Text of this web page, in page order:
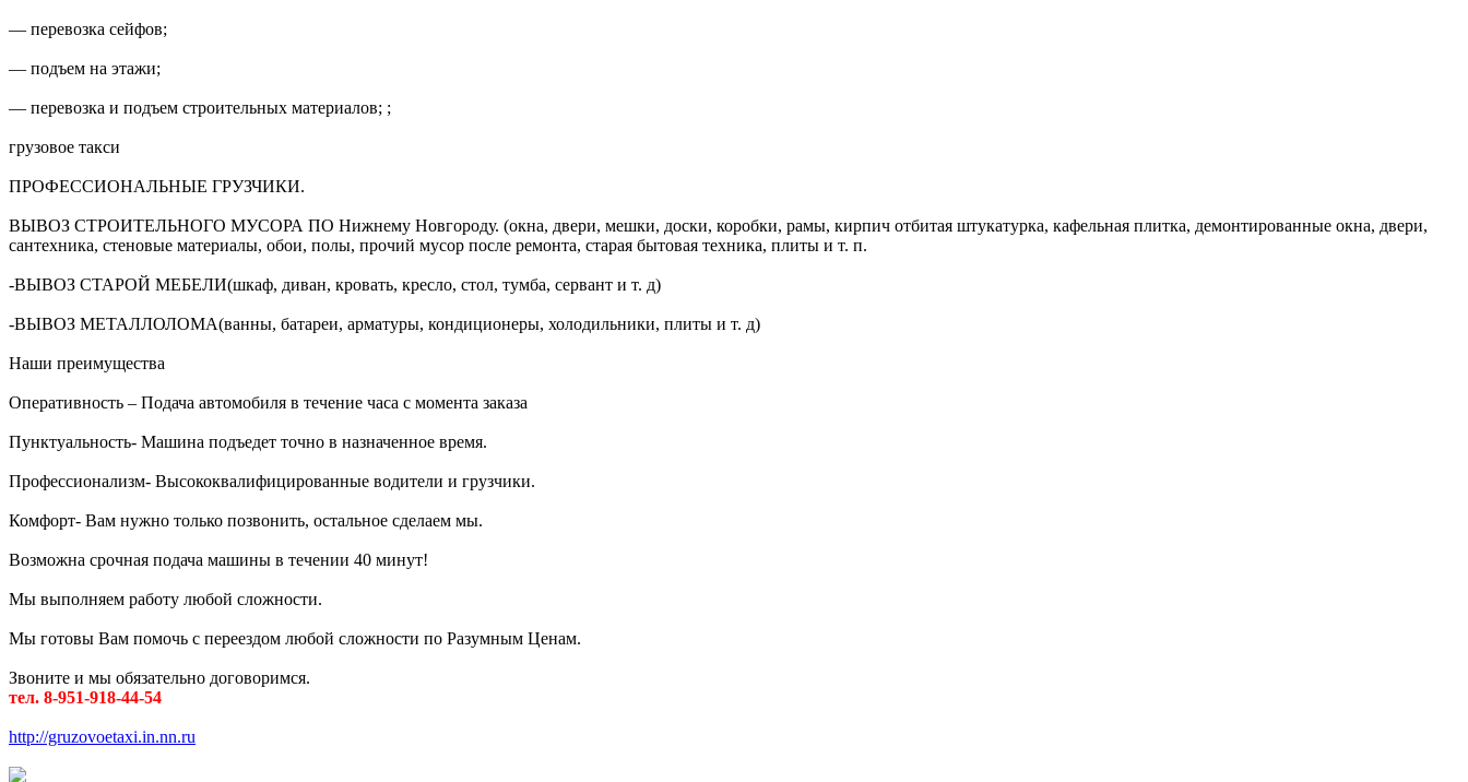
— перевозка сейфов;
— подъем на этажи;
— перевозка и подъем строительных материалов; ;
грузовое такси
ПРОФЕССИОНАЛЬНЫЕ ГРУЗЧИКИ.
ВЫВОЗ СТРОИТЕЛЬНОГО МУСОРА ПО Нижнему Новгороду. (окна, двери, мешки, доски, коробки, рамы, кирпич отбитая штукатурка, кафельная плитка, демонтированные окна, двери,
сантехника, стеновые материалы, обои, полы, прочий мусор после ремонта, старая бытовая техника, плиты и т. п.
-ВЫВОЗ СТАРОЙ МЕБЕЛИ(шкаф, диван, кровать, кресло, стол, тумба, сервант и т. д)
-ВЫВОЗ МЕТАЛЛОЛОМА(ванны, батареи, арматуры, кондиционеры, холодильники, плиты и т. д)
Наши преимущества
Оперативность – Подача автомобиля в течение часа с момента заказа
Пунктуальность- Машина подъедет точно в назначенное время.
Профессионализм- Высококвалифицированные водители и грузчики.
Комфорт- Вам нужно только позвонить, остальное сделаем мы.
Возможна срочная подача машины в течении 40 минут!
Мы выполняем работу любой сложности.
Мы готовы Вам помочь с переездом любой сложности по Разумным Ценам.
Звоните и мы обязательно договоримся.
тел. 8-951-918-44-54
http://gruzovoetaxi.in.nn.ru